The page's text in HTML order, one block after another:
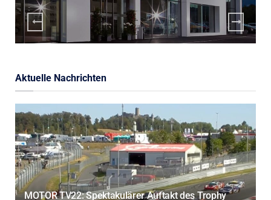
Aktuelle Nachrichten
MOTOR TV22: Spektakulärer Auftakt des Trophy